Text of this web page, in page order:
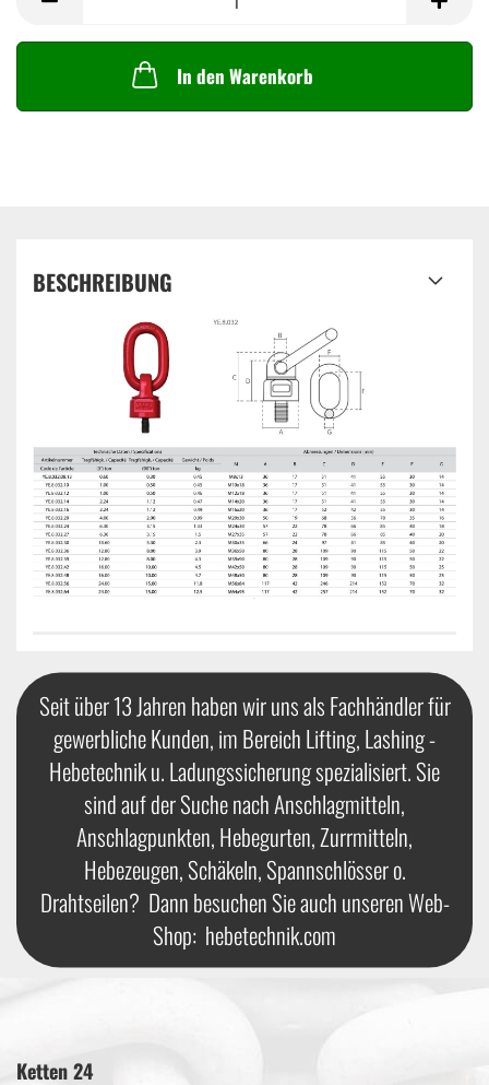
In den Warenkorb
BESCHREIBUNG
Seit über 13 Jahren haben wir uns als Fachhändler für
gewerbliche Kunden, im Bereich Lifting, Lashing -
Hebetechnik u. Ladungssicherung spezialisiert. Sie
sind auf der Suche nach Anschlagmitteln,
Anschlagpunkten, Hebegurten, Zurrmitteln,
Hebezeugen, Schäkeln, Spannschlösser o.
Drahtseilen? Dann besuchen Sie auch unseren Web-
Shop: hebetechnik.com
Ketten 24